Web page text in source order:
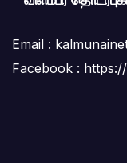
Email :
Facebook :